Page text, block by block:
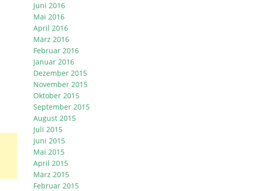
Juni 2016
Mai 2016
April 2016
März 2016
Februar 2016
Januar 2016
Dezember 2015
November 2015
Oktober 2015
September 2015
August 2015
Juli 2015
Juni 2015
Mai 2015
April 2015
März 2015
Februar 2015